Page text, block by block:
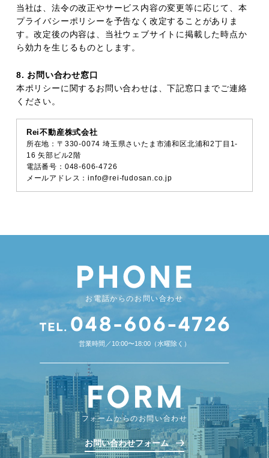
当社は、法令の改正やサービス内容の変更等に応じて、本
プライバシーポリシーを予告なく改定することがありま
す。改定後の内容は、当社ウェブサイトに掲載した時点か
ら効力を生じるものとします。
8. お問い合わせ窓口
本ポリシーに関するお問い合わせは、下記窓口までご連絡
ください。
Rei不動産株式会社
所在地：〒330-0074 埼玉県さいたま市浦和区北浦和2丁目1-
16 矢部ビル2階
電話番号：048-606-4726
メールアドレス：info@rei-fudosan.co.jp
お電話からのお問い合わせ
営業時間／10:00〜18:00（水曜除く）
フォームからのお問い合わせ
お問い合わせフォーム